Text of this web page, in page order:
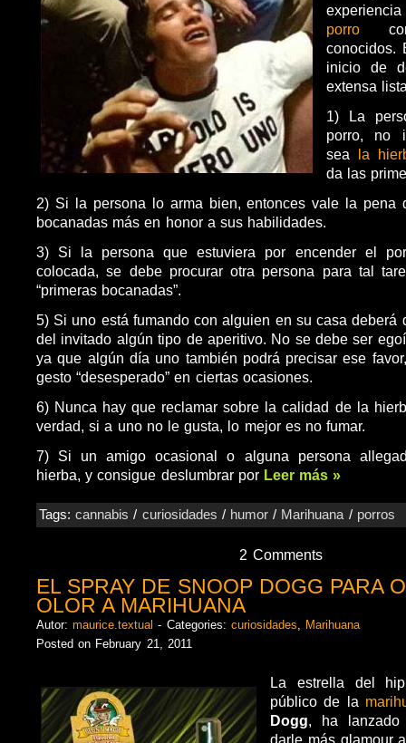
porro
conocidos.
inicio de
extensa
1) La
porro, no
sea la
da las
2) Si la persona lo arma bien, entonces vale la pena
bocanadas más en honor a sus habilidades.
3) Si la persona que estuviera por encender el
colocada, se debe procurar otra persona para tal
“primeras bocanadas”.
5) Si uno está fumando con alguien en su casa deberá
del invitado algún tipo de aperitivo. No se debe ser
ya que algún día uno también podrá precisar ese
gesto “desesperado” en ciertas ocasiones.
6) Nunca hay que reclamar sobre la calidad de la
verdad, si a uno no le gusta, lo mejor es no fumar.
7) Si un amigo ocasional o alguna persona
hierba, y consigue deslumbrar por Leer más »
Tags:cannabis / curiosidades / humor / Marihuana / porros
2 Comments
EL SPRAY DE SNOOP DOGG PARA
OLOR A MARIHUANA
Autor:maurice.textual - Categories: curiosidades, Marihuana
Posted on February 21, 2011
La estrella del
público de la
Dogg, ha lanzado
darle más glamour